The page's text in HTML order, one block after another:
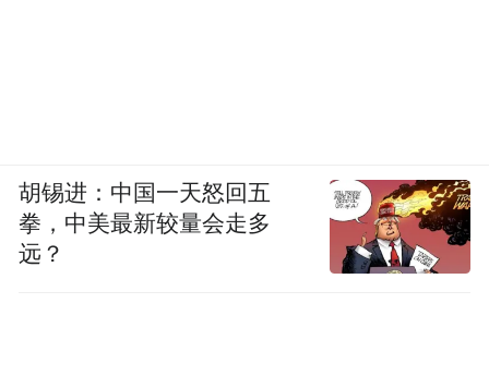
胡锡进：中国一天怒回五
拳，中美最新较量会走多
远？